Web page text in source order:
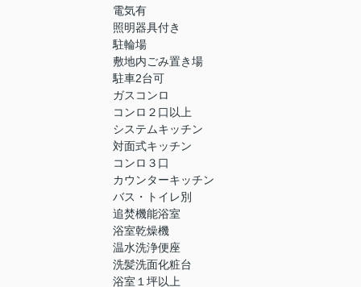
電気有
照明器具付き
駐輪場
敷地内ごみ置き場
駐車2台可
ガスコンロ
コンロ２口以上
システムキッチン
対面式キッチン
コンロ３口
カウンターキッチン
バス・トイレ別
追焚機能浴室
浴室乾燥機
温水洗浄便座
洗髪洗面化粧台
浴室１坪以上